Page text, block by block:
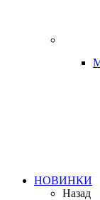
НОВИНКИ
Назад